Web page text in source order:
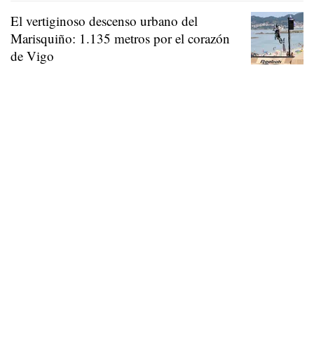
El vertiginoso descenso urbano del
Marisquiño: 1.135 metros por el corazón
de Vigo